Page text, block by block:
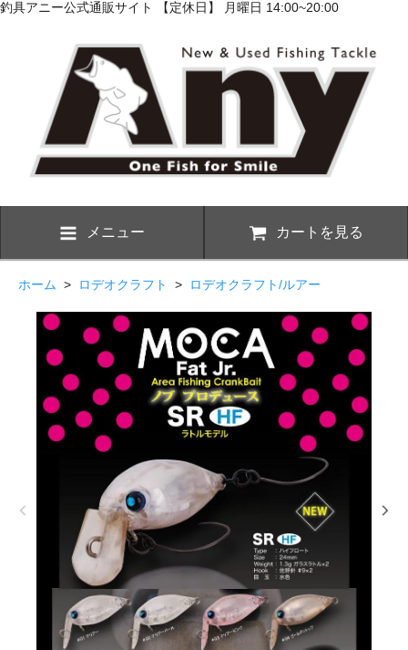
釣具アニー公式通販サイト 【定休日】 月曜日 14:00~20:00
メニュー カートを見る
ホーム > ロデオクラフト > ロデオクラフト/ルアー